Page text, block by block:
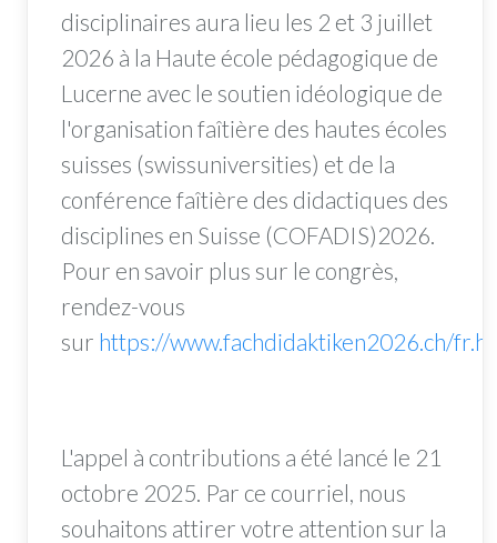
disciplinaires aura lieu les 2 et 3 juillet
2026 à la Haute école pédagogique de
Lucerne avec le soutien idéologique de
l'organisation faîtière des hautes écoles
suisses (swissuniversities) et de la
conférence faîtière des didactiques des
disciplines en Suisse (COFADIS)2026.
Pour en savoir plus sur le congrès,
rendez-vous
sur https://www.fachdidaktiken2026.ch/
L'appel à contributions a été lancé le 21
octobre 2025. Par ce courriel, nous
souhaitons attirer votre attention sur la